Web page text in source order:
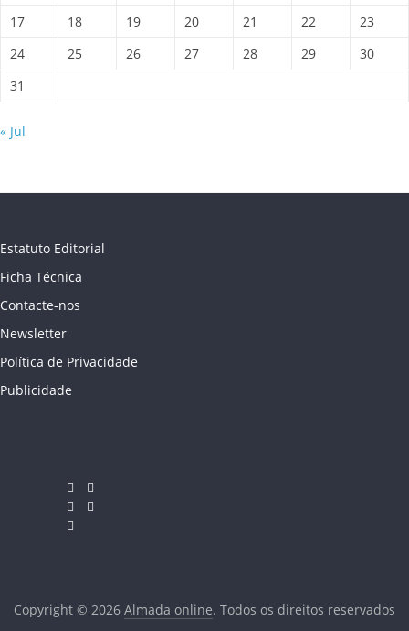
17
18 19 20 21 22
23
24
25 26 27 28 29
30
31
« Jul
Estatuto Editorial
Ficha Técnica
Contacte-nos
Newsletter
Política de Privacidade
Publicidade
Copyright © 2026 Almada online. Todos os direitos reservados